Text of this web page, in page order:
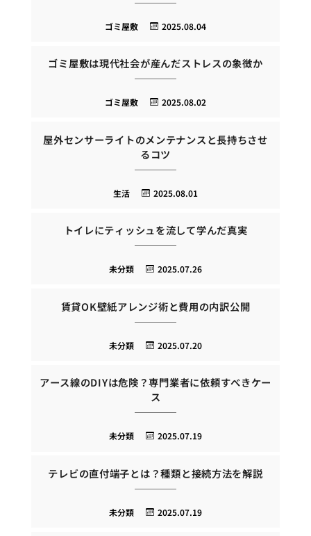
2025.08.04
ゴミ屋敷
ゴミ屋敷は現代社会が産んだストレスの象徴か
2025.08.02
ゴミ屋敷
屋外センサーライトのメンテナンスと長持ちさせ
るコツ
2025.08.01
生活
トイレにティッシュを流して学んだ真実
2025.07.26
未分類
賃貸OK壁紙アレンジ術と費用の内訳公開
2025.07.20
未分類
アース線のDIYは危険？専門業者に依頼すべきケー
ス
2025.07.19
未分類
テレビの直付端子とは？種類と接続方法を解説
2025.07.19
未分類